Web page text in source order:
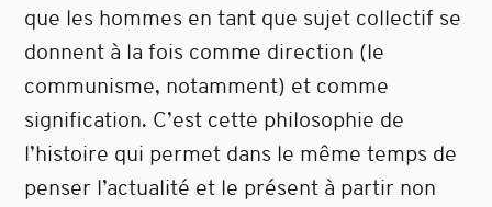
que les hommes en tant que sujet collectif se
donnent à la fois comme direction (le
communisme, notamment) et comme
signification. C’est cette philosophie de
l’histoire qui permet dans le même temps de
penser l’actualité et le présent à partir non